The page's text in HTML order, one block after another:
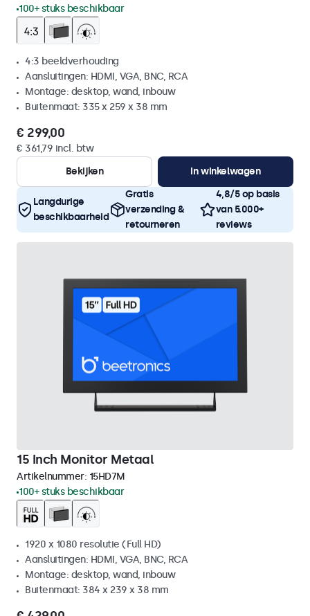
100+ stuks beschikbaar
4:3 beeldverhouding
Aansluitingen: HDMI, VGA, BNC, RCA
Montage: desktop, wand, inbouw
Buitenmaat: 335 x 259 x 38 mm
€ 299,00
€ 361,79 incl. btw
Bekijken
In winkelwagen
Langdurige
beschikbaarheid
Gratis
verzending &
retourneren
4,8/5 op basis
van 5.000+
reviews
15 Inch Monitor Metaal
Artikelnummer: 15HD7M
100+ stuks beschikbaar
1920 x 1080 resolutie (Full HD)
Aansluitingen: HDMI, VGA, BNC, RCA
Montage: desktop, wand, inbouw
Buitenmaat: 384 x 239 x 38 mm